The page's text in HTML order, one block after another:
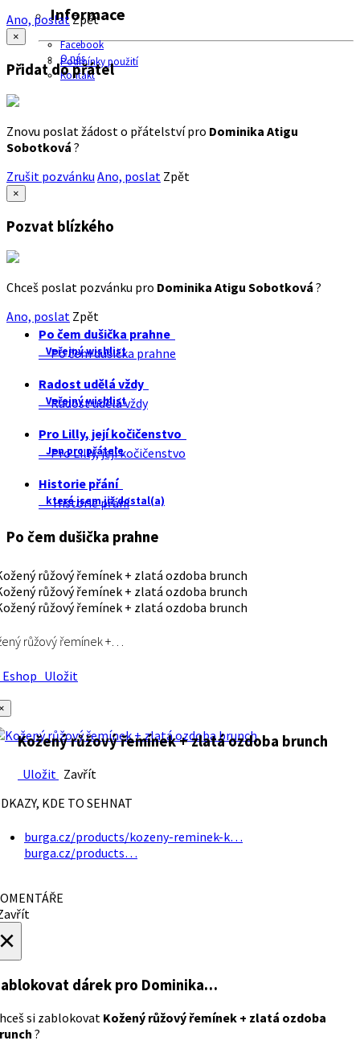
Informace
Facebook
O nás
Podmínky použití
Kontakt
Ano, poslatZpět
×
Přidat do přátel
Znovu poslat žádost o přátelství pro Dominika Atigu
Sobotková ?
Zrušit pozvánku Ano, poslat Zpět
×
Pozvat blízkého
Chceš poslat pozvánku pro Dominika Atigu Sobotková ?
Ano, poslat Zpět
Po čem dušička prahne
Veřejný wishlist
Po čem dušička prahne
Radost udělá vždy
Veřejný wishlist
Radost udělá vždy
Pro Lilly, její kočičenstvo
Jen pro přátele
Pro Lilly, její kočičenstvo
Historie přání
které jsem již dostal(a)
Historie přání
Po čem dušička prahne
růžový řemínek +…
Uložit
Kožený růžový řemínek + zlatá ozdoba brunch
Uložit Zavřít
KDE TO SEHNAT
burga.cz/products/kozeny-reminek-k…
burga.cz/products…
dárek pro Dominika…
si zablokovat Kožený růžový řemínek + zlatá ozdoba
?